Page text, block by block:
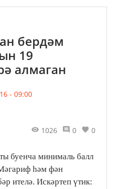
бердәм
19
алмаган
- 09:00
1026 0 0
буенча минималь балл
һәм фән
ителә. Искәртеп үтик: